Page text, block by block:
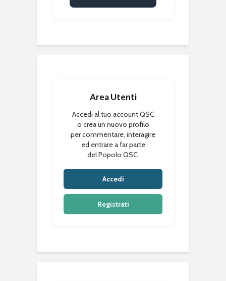
Area Utenti
Accedi al tuo account QSC
o crea un nuovo profilo
per commentare, interagire
ed entrare a far parte
del Popolo QSC.
Accedi
Registrati